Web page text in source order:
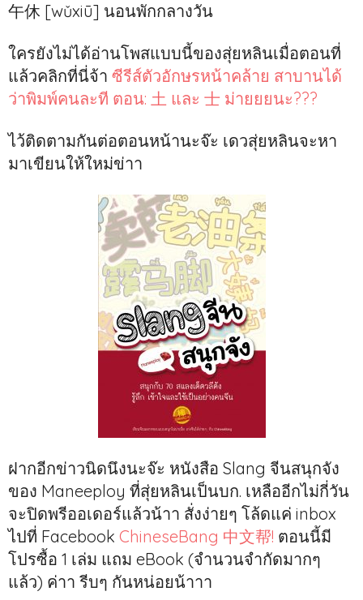
午休 [wǔxiū] นอนพักกลางวัน
ใครยังไม่ได้อ่านโพสแบบนี้ของสุ่ยหลินเมื่อตอนที่
แล้วคลิกที่นี่จ้า ซีรีส์ตัวอักษรหน้าคล้าย สาบานได้
ว่าพิมพ์คนละที ตอน: 土 และ 士 ม่ายยยนะ???
ไว้ติดตามกันต่อตอนหน้านะจ๊ะ เดวสุ่ยหลินจะหา
มาเขียนให้ใหม่ข่าา
ฝากอีกข่าวนิดนึงนะจ๊ะ หนังสือ Slang จีนสนุกจัง
ของ Maneeploy ที่สุ่ยหลินเป็นบก. เหลืออีกไม่กี่วัน
จะปิดพรีออเดอร์แล้วน้าา สั่งง่ายๆ โล้ดแค่ inbox
ไปที่ Facebook ChineseBang 中文帮! ตอนนี้มี
โปรซื้อ 1 เล่ม แถม eBook (จำนวนจำกัดมากๆ
แล้ว) ค่าา รีบๆ กันหน่อยน้าาา